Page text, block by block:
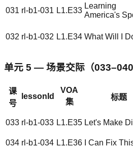
031 rl-b1-031 L1.E33
Learning
America's
032 rl-b1-032 L1.E34 What Will I
单元 5 — 场景交际（033–040
课
号
lessonId
VOA
集
标题
033 rl-b1-033 L1.E35 Let's Make
034 rl-b1-034 L1.E36 I Can Fix